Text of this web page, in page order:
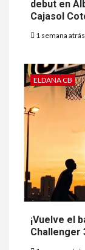
debut en
Cajasol
1 semana atrás
ELDANA CB
¡Vuelve el
Challenger